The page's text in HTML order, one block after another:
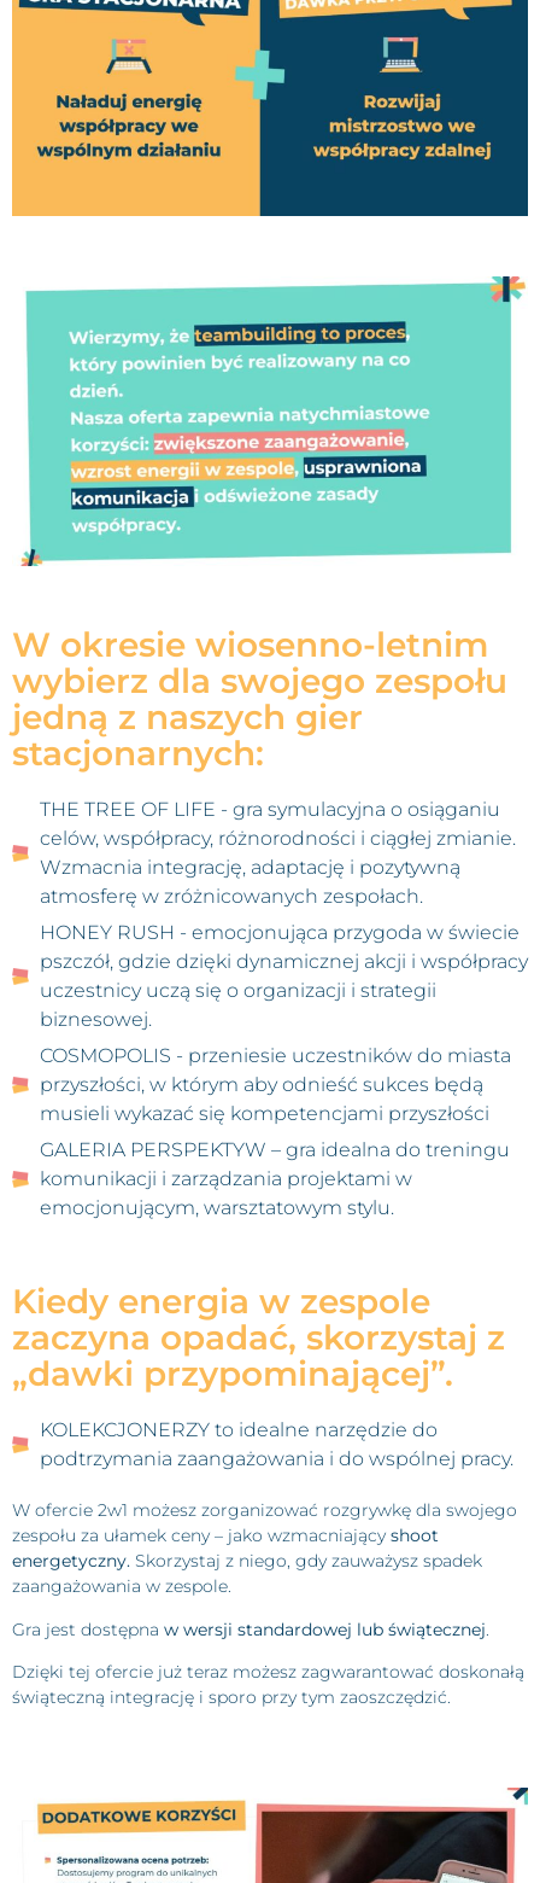
W okresie wiosenno-letnim
wybierz dla swojego zespołu
jedną z naszych gier
stacjonarnych:​
THE TREE OF LIFE - gra symulacyjna o osiąganiu
celów, współpracy, różnorodności i ciągłej zmianie.
Wzmacnia integrację, adaptację i pozytywną
atmosferę w zróżnicowanych zespołach. ​
HONEY RUSH - emocjonująca przygoda w świecie
pszczół, gdzie dzięki dynamicznej akcji i współpracy
uczestnicy uczą się o organizacji i strategii
biznesowej.
COSMOPOLIS - przeniesie uczestników do miasta
przyszłości, w którym aby odnieść sukces będą
musieli wykazać się kompetencjami przyszłości
GALERIA PERSPEKTYW – gra idealna do treningu
komunikacji i zarządzania projektami w
emocjonującym, warsztatowym stylu.
Kiedy energia w zespole
zaczyna opadać, skorzystaj z
„dawki przypominającej”. ​
KOLEKCJONERZY to idealne narzędzie do
podtrzymania zaangażowania i do wspólnej pracy. ​
W ofercie 2w1 możesz zorganizować rozgrywkę dla swojego
zespołu za ułamek ceny – jako wzmacniający shoot
energetyczny. Skorzystaj z niego, gdy zauważysz spadek
zaangażowania w zespole.
Gra jest dostępna w wersji standardowej lub świątecznej.
Dzięki tej ofercie już teraz możesz zagwarantować doskonałą
świąteczną integrację i sporo przy tym zaoszczędzić.